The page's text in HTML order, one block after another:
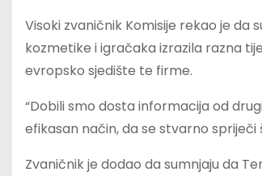
Visoki zvaničnik Komisije rekao je
kozmetike i igračaka izrazila razna
evropsko sjedište te firme.
“Dobili smo dosta informacija od
efikasan način, da se stvarno spriječi
Zvaničnik je dodao da sumnjaju da